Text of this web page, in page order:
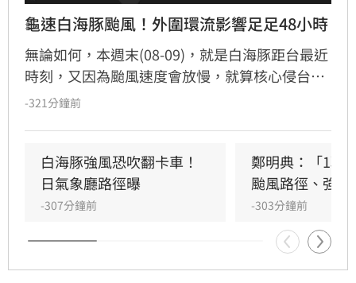
龜速白海豚颱風！外圍環流影響足足48小時
無論如何，本週末(08-09)，就是白海豚距台最近
時刻，又因為颱風速度會放慢，就算核心侵台機
率低，外圍環流的影響也會拉長到足足48小時
-321分鐘前
白海豚強風恐吹翻卡車！
日氣象廳路徑曝
-307分鐘前
鄭明典：「1現
颱風路徑、強度
-303分鐘前